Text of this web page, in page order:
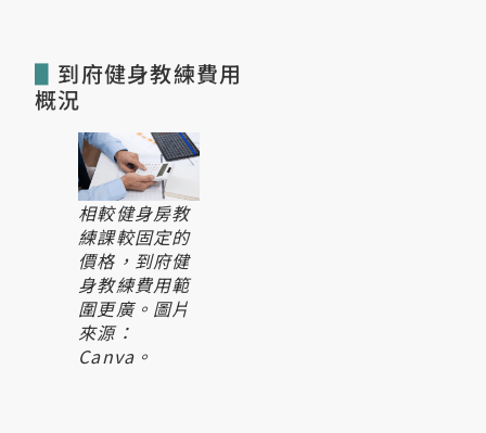
▋ 到府健身教練費用
概況
相較健身房教
練課較固定的
價格，到府健
身教練費用範
圍更廣。圖片
來源：
Canva。